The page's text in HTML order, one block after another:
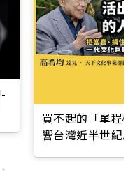
買不起的「單程
響台灣近半世紀